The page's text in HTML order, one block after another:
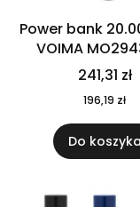
Power bank
VOIMA
241,31 zł
196,19 zł
Do koszyka